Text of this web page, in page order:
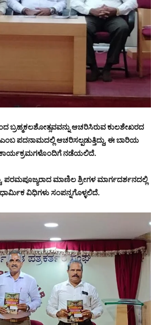
ಆಚರಿಸಿರುವ ಕುಲಶೇಖರದ
ಪದನಾಮದಲ್ಲಿ ಆಚರಿಸಲ್ಪಡುತ್ತಿದ್ದು, ಈ ಬಾರಿಯ
ಕಾರ್ಯಕ್ರಮಗಳೊಂದಿಗೆ ನಡೆಯಲಿದೆ.
ಪರಮಪೂಜ್ಯರಾದ ಮಾಣಿಲ ಶ್ರೀಗಳ ಮಾರ್ಗದರ್ಶನದಲ್ಲಿ
ವಿಧಿಗಳು ಸಂಪನ್ನಗೊಳ್ಳಲಿದೆ.